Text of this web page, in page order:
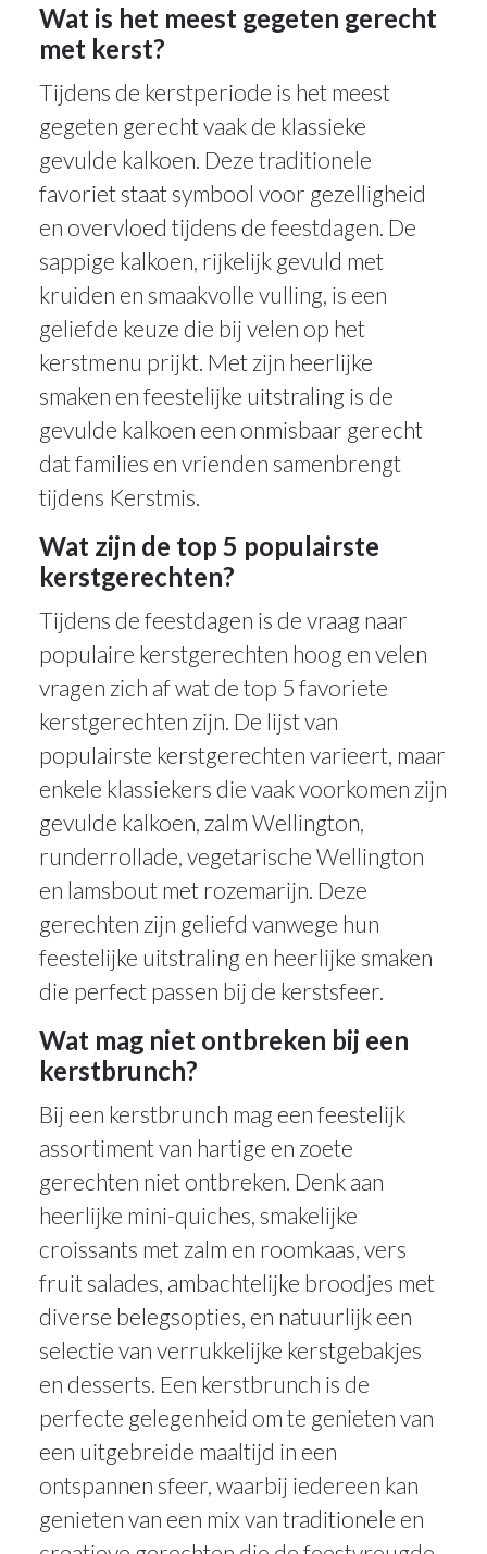
Wat is het meest gegeten gerecht
met kerst?
Tijdens de kerstperiode is het meest
gegeten gerecht vaak de klassieke
gevulde kalkoen. Deze traditionele
favoriet staat symbool voor gezelligheid
en overvloed tijdens de feestdagen. De
sappige kalkoen, rijkelijk gevuld met
kruiden en smaakvolle vulling, is een
geliefde keuze die bij velen op het
kerstmenu prijkt. Met zijn heerlijke
smaken en feestelijke uitstraling is de
gevulde kalkoen een onmisbaar gerecht
dat families en vrienden samenbrengt
tijdens Kerstmis.
Wat zijn de top 5 populairste
kerstgerechten?
Tijdens de feestdagen is de vraag naar
populaire kerstgerechten hoog en velen
vragen zich af wat de top 5 favoriete
kerstgerechten zijn. De lijst van
populairste kerstgerechten varieert, maar
enkele klassiekers die vaak voorkomen zijn
gevulde kalkoen, zalm Wellington,
runderrollade, vegetarische Wellington
en lamsbout met rozemarijn. Deze
gerechten zijn geliefd vanwege hun
feestelijke uitstraling en heerlijke smaken
die perfect passen bij de kerstsfeer.
Wat mag niet ontbreken bij een
kerstbrunch?
Bij een kerstbrunch mag een feestelijk
assortiment van hartige en zoete
gerechten niet ontbreken. Denk aan
heerlijke mini-quiches, smakelijke
croissants met zalm en roomkaas, vers
fruit salades, ambachtelijke broodjes met
diverse belegsopties, en natuurlijk een
selectie van verrukkelijke kerstgebakjes
en desserts. Een kerstbrunch is de
perfecte gelegenheid om te genieten van
een uitgebreide maaltijd in een
ontspannen sfeer, waarbij iedereen kan
genieten van een mix van traditionele en
29dec